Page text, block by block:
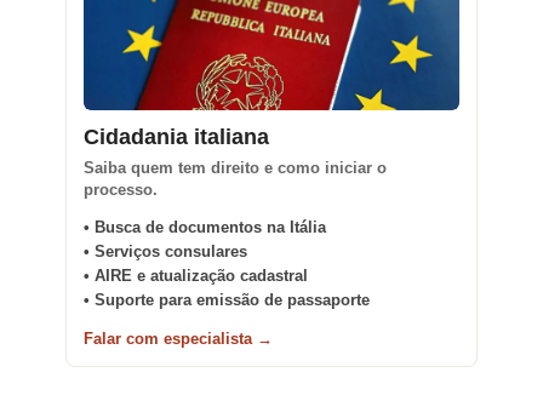
Cidadania italiana
Saiba quem tem direito e como iniciar o
processo.
• Busca de documentos na Itália
• Serviços consulares
• AIRE e atualização cadastral
• Suporte para emissão de passaporte
Falar com especialista →